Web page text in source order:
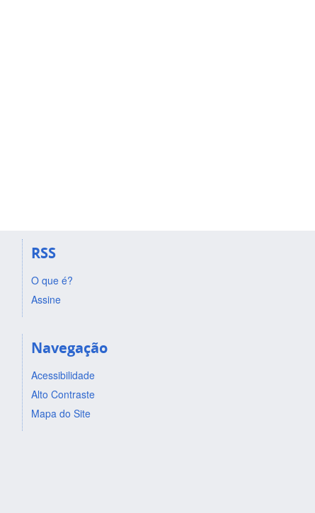
RSS
O que é?
Assine
Navegação
Acessibilidade
Alto Contraste
Mapa do Site